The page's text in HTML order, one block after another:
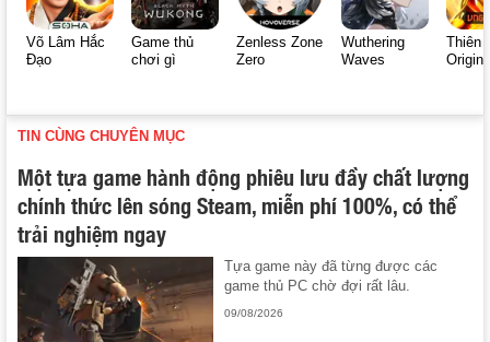
Võ Lâm Hắc
Đạo
Game thủ
chơi gì
Zenless Zone
Zero
Wuthering
Waves
Thiên
Origin
TIN CÙNG CHUYÊN MỤC
Một tựa game hành động phiêu lưu đầy chất lượng
chính thức lên sóng Steam, miễn phí 100%, có thể
trải nghiệm ngay
Tựa game này đã từng được các
game thủ PC chờ đợi rất lâu.
09/08/2026